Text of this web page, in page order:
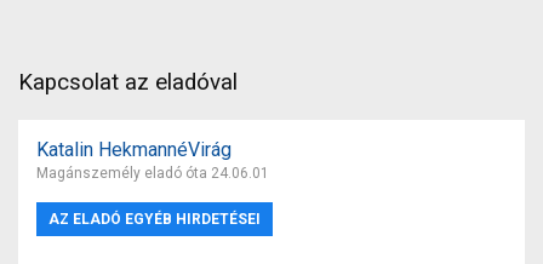
Kapcsolat az eladóval
Katalin HekmannéVirág
Magánszemély eladó óta 24.06.01
AZ ELADÓ EGYÉB HIRDETÉSEI